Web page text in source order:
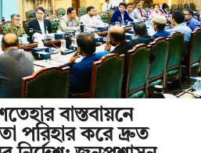
বাস্তবায়নে
পরিহার করে দ্রুত